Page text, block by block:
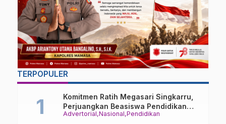
TERPOPULER
Advertorial Nasional Pendidikan
Komitmen Ratih Megasari Singkarru,
Perjuangkan Beasiswa Pendidikan
Dari PAUD Hingga Perguruan Tinggi